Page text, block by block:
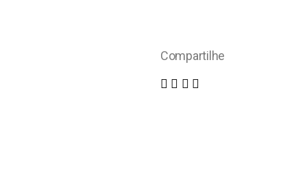
Compartilhe